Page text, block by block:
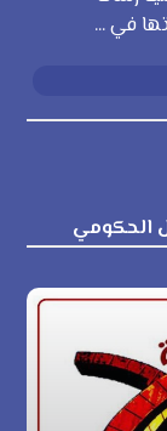
في ...
الحكومي